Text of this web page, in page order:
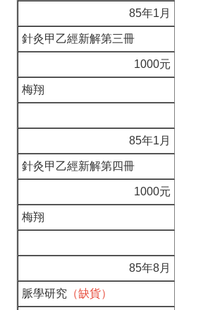
85年1月
針灸甲乙經新解第三冊
1000元
梅翔
85年1月
針灸甲乙經新解第四冊
1000元
梅翔
85年8月
脈學研究 （缺貨）